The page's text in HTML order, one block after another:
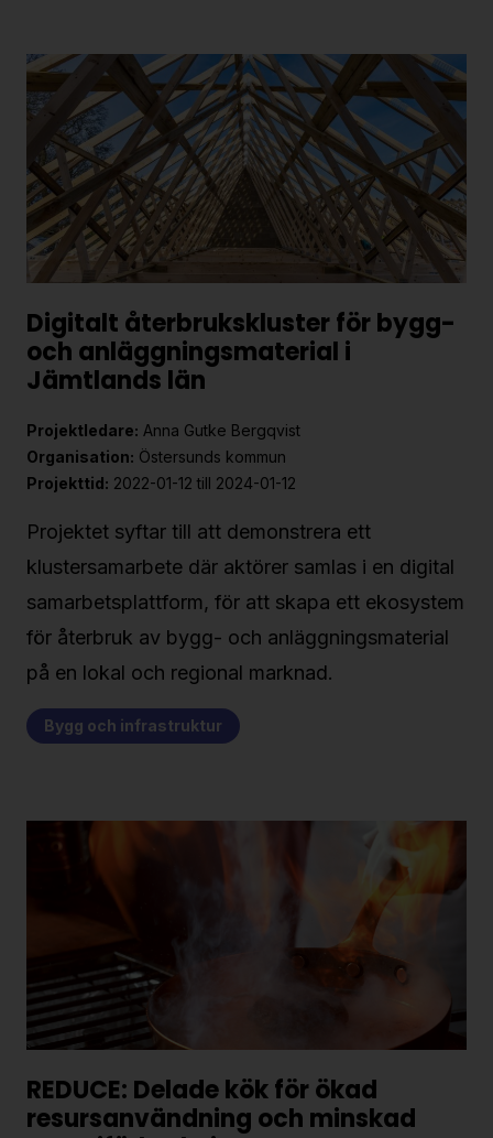
Digitalt återbrukskluster för bygg-
och anläggningsmaterial i
Jämtlands län
Projektledare: Anna Gutke Bergqvist
Organisation: Östersunds kommun
Projekttid: 2022-01-12 till 2024-01-12
Projektet syftar till att demonstrera ett
klustersamarbete där aktörer samlas i en digital
samarbetsplattform, för att skapa ett ekosystem
för återbruk av bygg- och anläggningsmaterial
på en lokal och regional marknad.
Bygg och infrastruktur
REDUCE: Delade kök för ökad
resursanvändning och minskad